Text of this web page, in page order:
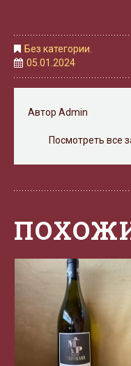
Без категории.
05.01.2024
Автор Admin
Посмотреть все